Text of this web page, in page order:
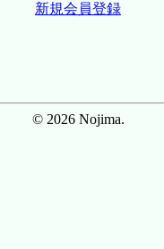
新規会員登録
© 2026 Nojima.